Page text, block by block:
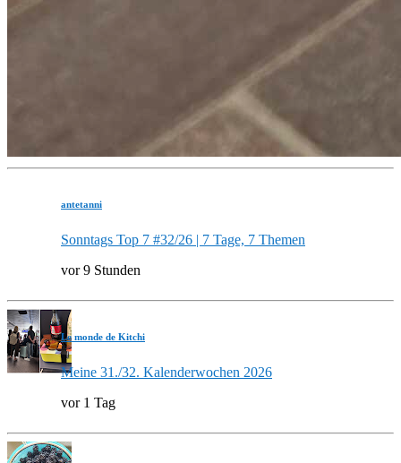
antetanni
Sonntags Top 7 #32/26 | 7 Tage, 7 Themen
vor 9 Stunden
Le monde de Kitchi
Meine 31./32. Kalenderwochen 2026
vor 1 Tag